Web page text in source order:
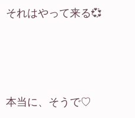
それはやって来る💞
本当に、そうで♡